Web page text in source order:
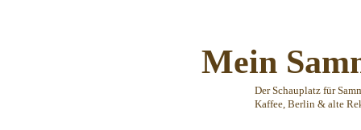
Mein
Der Schauplatz für
Kaffee, Berlin & alte